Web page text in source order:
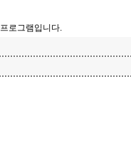
프로그램입니다.